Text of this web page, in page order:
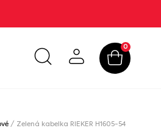
0
/ Zelená kabelka RIEKER H1605-54